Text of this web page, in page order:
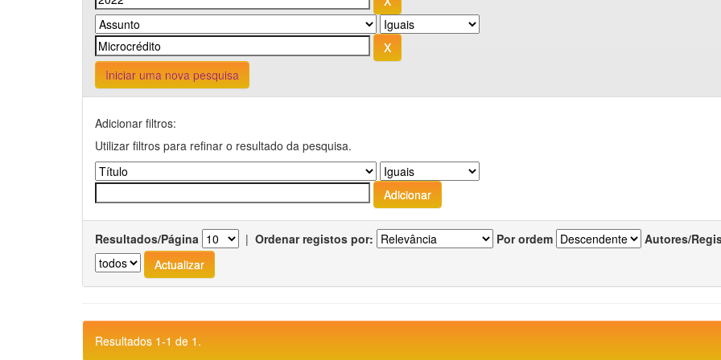
Iniciar uma nova pesquisa
Adicionar filtros:
Utilizar filtros para refinar o resultado da pesquisa.
Resultados/Página | Ordenar registos por: Por ordem Autores/
Resultados 1-1 de 1.